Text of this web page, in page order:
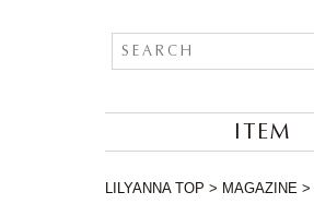
ITEM
LILYANNA TOP > MAGAZINE >